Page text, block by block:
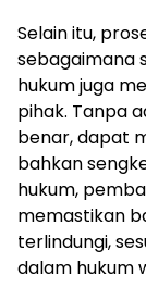
Selain itu,
sebagaimana
hukum juga
pihak. Tanpa
benar, dapat
bahkan
hukum,
memastikan
terlindungi,
dalam hukum